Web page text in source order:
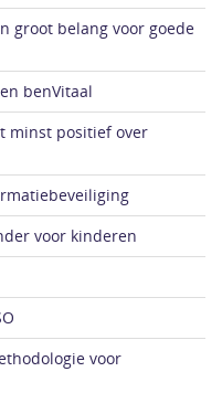
groot belang voor goede
benVitaal
minst positief over
voor kinderen
voor